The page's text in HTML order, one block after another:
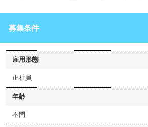
募集条件
雇用形態
正社員
年齢
不問